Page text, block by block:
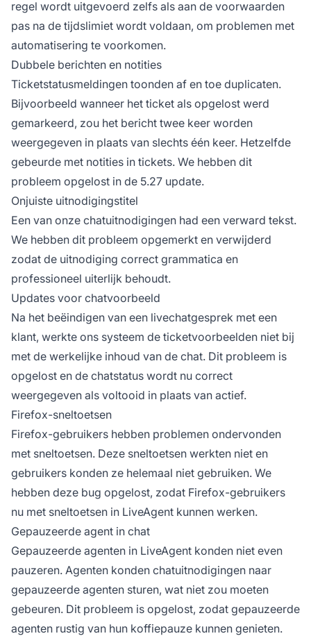
regel wordt uitgevoerd zelfs als aan de voorwaarden
pas na de tijdslimiet wordt voldaan, om problemen met
automatisering te voorkomen.
Dubbele berichten en notities
Ticketstatusmeldingen toonden af en toe duplicaten.
Bijvoorbeeld wanneer het ticket als opgelost werd
gemarkeerd, zou het bericht twee keer worden
weergegeven in plaats van slechts één keer. Hetzelfde
gebeurde met notities in tickets. We hebben dit
probleem opgelost in de 5.27 update.
Onjuiste uitnodigingstitel
Een van onze chatuitnodigingen had een verward tekst.
We hebben dit probleem opgemerkt en verwijderd
zodat de uitnodiging correct grammatica en
professioneel uiterlijk behoudt.
Updates voor chatvoorbeeld
Na het beëindigen van een livechatgesprek met een
klant, werkte ons systeem de ticketvoorbeelden niet bij
met de werkelijke inhoud van de chat. Dit probleem is
opgelost en de chatstatus wordt nu correct
weergegeven als voltooid in plaats van actief.
Firefox-sneltoetsen
Firefox-gebruikers hebben problemen ondervonden
met sneltoetsen. Deze sneltoetsen werkten niet en
gebruikers konden ze helemaal niet gebruiken. We
hebben deze bug opgelost, zodat Firefox-gebruikers
nu met sneltoetsen in LiveAgent kunnen werken.
Gepauzeerde agent in chat
Gepauzeerde agenten in LiveAgent konden niet even
pauzeren. Agenten konden chatuitnodigingen naar
gepauzeerde agenten sturen, wat niet zou moeten
gebeuren. Dit probleem is opgelost, zodat gepauzeerde
agenten rustig van hun koffiepauze kunnen genieten.